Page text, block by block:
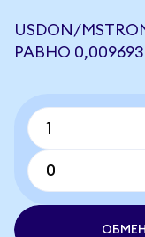
USDON/
РАВНО 0,009693